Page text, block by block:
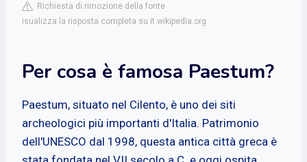
Richiesta di rimozione della fonte
isualizza la risposta completa su it.wikipedia.org
Per cosa è famosa Paestum?
Paestum, situato nel Cilento, è uno dei siti
archeologici più importanti d'Italia. Patrimonio
dell'UNESCO dal 1998, questa antica città greca è